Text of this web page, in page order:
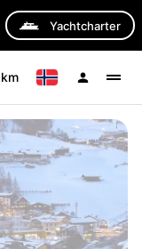
Yachtcharter
km